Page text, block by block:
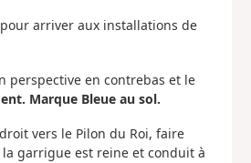
arriver aux installations de
perspective en contrebas et le
Marque Bleue au sol.
vers le Pilon du Roi, faire
garrigue est reine et conduit à